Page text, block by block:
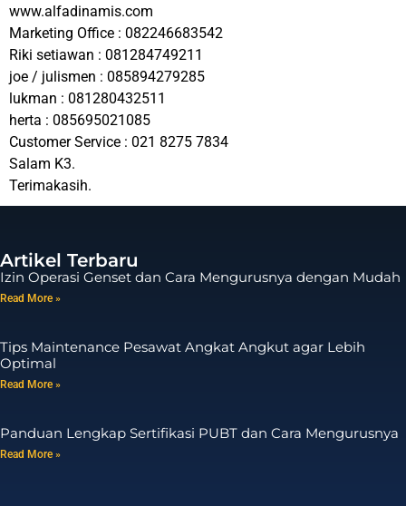
www.alfadinamis.com
Marketing Office : 082246683542
Riki setiawan : 081284749211
joe / julismen : 085894279285
lukman : 081280432511
herta : 085695021085
Customer Service : 021 8275 7834
Salam K3.
Terimakasih.
Artikel Terbaru
Izin Operasi Genset dan Cara Mengurusnya dengan Mudah
Read More »
Tips Maintenance Pesawat Angkat Angkut agar Lebih
Optimal
Read More »
Panduan Lengkap Sertifikasi PUBT dan Cara Mengurusnya
Read More »